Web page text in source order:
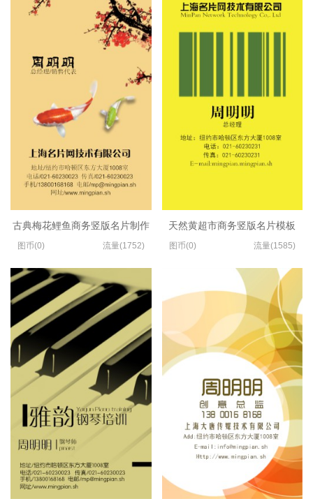
古典梅花鲤鱼商务竖版名片制作
图币(0) 流量(1752)
天然黄超市商务竖版名片模板
图币(0) 流量(1585)